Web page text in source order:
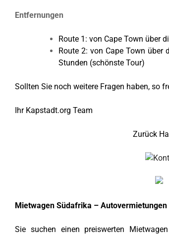
Entfernungen
Route 1: von Cape Town über
Route 2: von Cape Town
Stunden (schönste Tour)
Sollten Sie noch weitere Fragen haben, so
Ihr Kapstadt.org Team
Zurück
Mietwagen Südafrika – Autovermietungen
Sie suchen einen preiswerten